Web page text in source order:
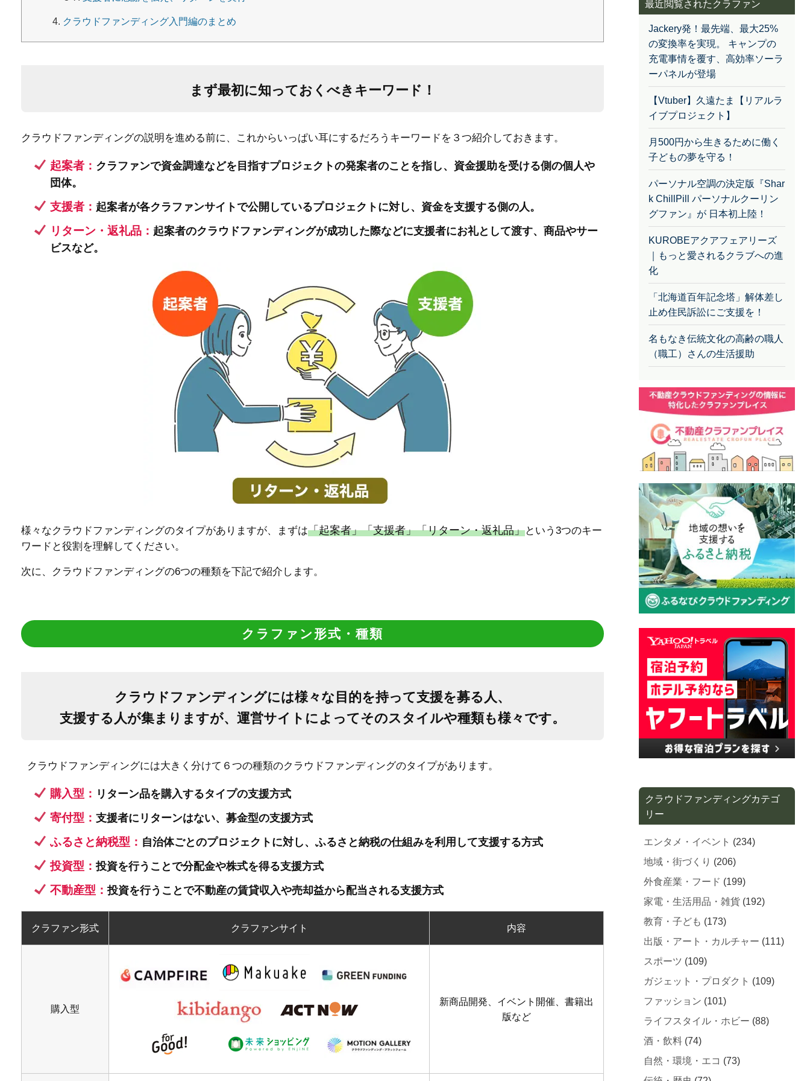
クラウドファンディング入門編のまとめ
まず最初に知っておくべきキーワード！
クラウドファンディングの説明を進める前に、これからいっぱい耳にするだろうキーワードを３つ紹介しておきます。
起案者： クラファンで資金調達などを目指すプロジェクトの発案者のことを指し、資金援助を受ける側の個人や
団体。
支援者： 起案者が各クラファンサイトで公開しているプロジェクトに対し、資金を支援する側の人。
リターン・返礼品： 起案者のクラウドファンディングが成功した際などに支援者にお礼として渡す、商品やサー
ビスなど。
様々なクラウドファンディングのタイプがありますが、まずは「起案者」「支援者」「リターン・返礼品」という3つのキー
ワードと役割を理解してください。
次に、クラウドファンディングの6つの種類を下記で紹介します。
クラファン形式・種類
クラウドファンディングには様々な目的を持って支援を募る人、
支援する人が集まりますが、運営サイトによってそのスタイルや種類も様々です。
クラウドファンディングには大きく分けて６つの種類のクラウドファンディングのタイプがあります。
購入型： リターン品を購入するタイプの支援方式
寄付型： 支援者にリターンはない、募金型の支援方式
ふるさと納税型： 自治体ごとのプロジェクトに対し、ふるさと納税の仕組みを利用して支援する方式
投資型：投資を行うことで分配金や株式を得る支援方式
不動産型：投資を行うことで不動産の賃貸収入や売却益から配当される支援方式
クラファン形式 クラファンサイト 内容
購入型
新商品開発、イベント開催、書籍出
版など
最近閲覧されたクラファン
Jackery発！最先端、最大25%
の変換率を実現。 キャンプの
充電事情を覆す、高効率ソーラ
ーパネルが登場
【Vtuber】久遠たま【リアルラ
イブプロジェクト】
月500円から生きるために働く
子どもの夢を守る！
パーソナル空調の決定版『Shar
k ChillPill パーソナルクーリン
グファン』が 日本初上陸！
KUROBEアクアフェアリーズ
｜もっと愛されるクラブへの進
化
「北海道百年記念塔」解体差し
止め住民訴訟にご支援を！
名もなき伝統文化の高齢の職人
（職工）さんの生活援助
クラウドファンディングカテゴ
リー
エンタメ・イベント (234)
地域・街づくり (206)
外食産業・フード (199)
家電・生活用品・雑貨 (192)
教育・子ども (173)
出版・アート・カルチャー (111)
スポーツ (109)
ガジェット・プロダクト (109)
ファッション (101)
ライフスタイル・ホビー (88)
酒・飲料 (74)
自然・環境・エコ (73)